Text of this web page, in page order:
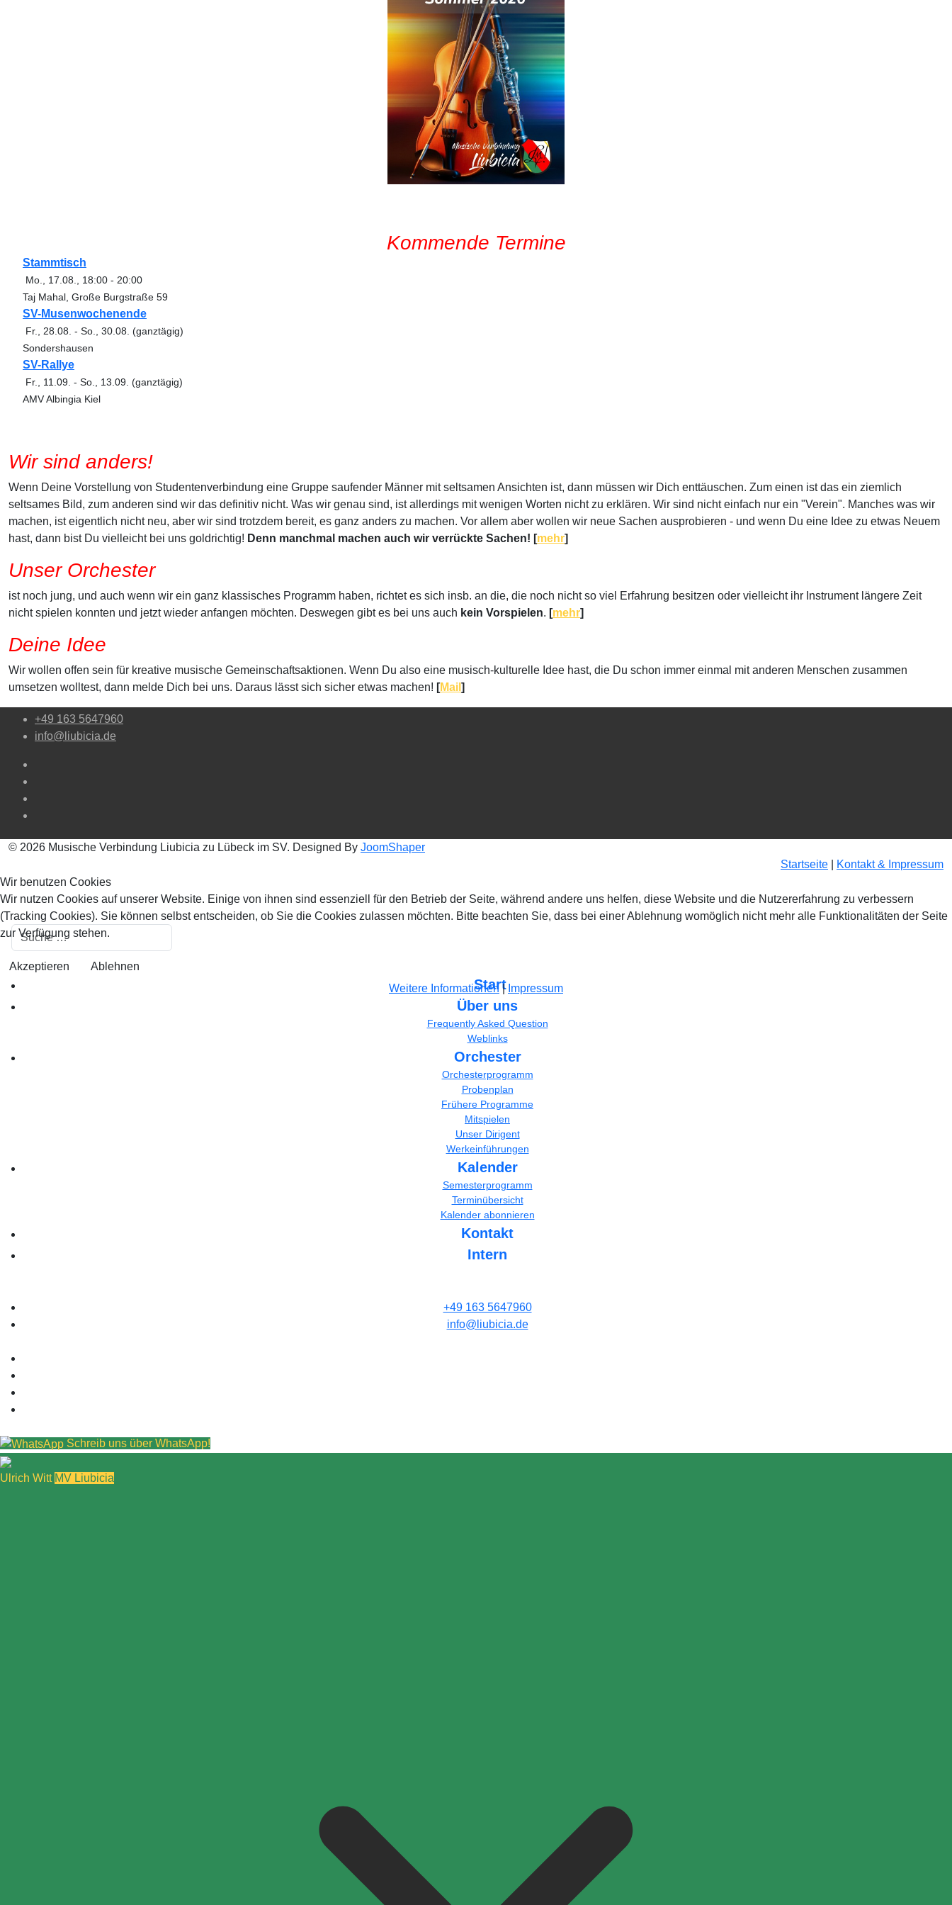
Kommende Termine
Stammtisch
Mo., 17.08. 18:00 - 20:00
Taj Mahal, Große Burgstraße 59
SV-Musenwochenende
Fr., 28.08. - So., 30.08. (ganztägig)
Sondershausen
SV-Rallye
Fr., 11.09. - So., 13.09. (ganztägig)
AMV Albingia Kiel
Wir sind anders!
Wenn Deine Vorstellung von Studentenverbindung eine Gruppe saufender Männer mit seltsamen Ansichten ist, dann müssen wir Dich enttäuschen. Zum einen ist das ein ziemlich
seltsames Bild, zum anderen sind wir das definitiv nicht. Was wir genau sind, ist allerdings mit wenigen Worten nicht zu erklären. Wir sind nicht einfach nur ein "Verein". Manches was wir
machen, ist eigentlich nicht neu, aber wir sind trotzdem bereit, es ganz anders zu machen. Vor allem aber wollen wir neue Sachen ausprobieren - und wenn Du eine Idee zu etwas Neuem
hast, dann bist Du vielleicht bei uns goldrichtig! Denn manchmal machen auch wir verrückte Sachen! [mehr]
Unser Orchester
ist noch jung, und auch wenn wir ein ganz klassisches Programm haben, richtet es sich insb. an die, die noch nicht so viel Erfahrung besitzen oder vielleicht ihr Instrument längere Zeit
nicht spielen konnten und jetzt wieder anfangen möchten. Deswegen gibt es bei uns auch kein Vorspielen. [mehr]
Deine Idee
Wir wollen offen sein für kreative musische Gemeinschaftsaktionen. Wenn Du also eine musisch-kulturelle Idee hast, die Du schon immer einmal mit anderen Menschen zusammen
umsetzen wolltest, dann melde Dich bei uns. Daraus lässt sich sicher etwas machen! [Mail ]
+49 163 5647960
info@liubicia.de
© 2026 Musische Verbindung Liubicia zu Lübeck im SV. Designed By JoomShaper
Startseite
Kontakt & Impressum
Suchen
Start
Über uns
Frequently Asked Question
Weblinks
Orchester
Orchesterprogramm
Probenplan
Frühere Programme
Mitspielen
Unser Dirigent
Werkeinführungen
Kalender
Semesterprogramm
Terminübersicht
Kalender abonnieren
Kontakt
Intern
+49 163 5647960
info@liubicia.de
Schreib uns über WhatsApp!
Ulrich Witt MV Liubicia
Wir benutzen Cookies
Wir nutzen Cookies auf unserer Website. Einige von ihnen sind essenziell für den Betrieb der Seite, während andere uns helfen, diese Website und die Nutzererfahrung zu verbessern
(Tracking Cookies). Sie können selbst entscheiden, ob Sie die Cookies zulassen möchten. Bitte beachten Sie, dass bei einer Ablehnung womöglich nicht mehr alle Funktionalitäten der Seite
zur Verfügung stehen.
Akzeptieren
Ablehnen
Weitere Informationen | Impressum